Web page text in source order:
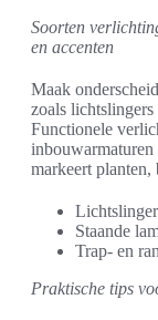
Soorten
en accenten
Maak
zoals lichtslingers
Functionele
markeert planten,
Staande
Trap- en
Praktische tips